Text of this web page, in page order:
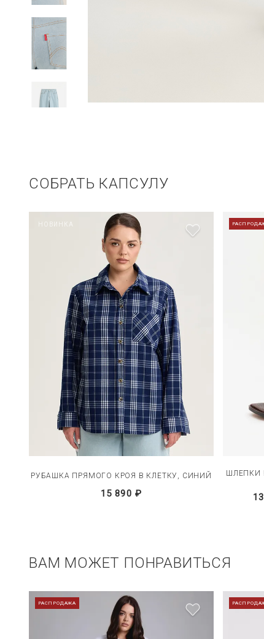
СОБРАТЬ КАПСУЛУ
НОВИНКА
РУБАШКА ПРЯМОГО КРОЯ В КЛЕТКУ, СИНИЙ
15 890 ₽
ШЛЕПКИ
ВАМ МОЖЕТ ПОНРАВИТЬСЯ
РАСПРОДАЖА